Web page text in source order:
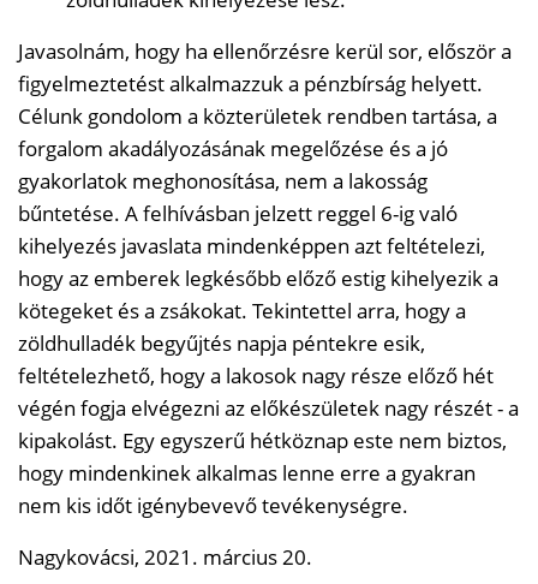
Javasolnám, hogy ha ellenőrzésre kerül sor, először a
figyelmeztetést alkalmazzuk a pénzbírság helyett.
Célunk gondolom a közterületek rendben tartása, a
forgalom akadályozásának megelőzése és a jó
gyakorlatok meghonosítása, nem a lakosság
bűntetése. A felhívásban jelzett reggel 6-ig való
kihelyezés javaslata mindenképpen azt feltételezi,
hogy az emberek legkésőbb előző estig kihelyezik a
kötegeket és a zsákokat. Tekintettel arra, hogy a
zöldhulladék begyűjtés napja péntekre esik,
feltételezhető, hogy a lakosok nagy része előző hét
végén fogja elvégezni az előkészületek nagy részét - a
kipakolást. Egy egyszerű hétköznap este nem biztos,
hogy mindenkinek alkalmas lenne erre a gyakran
nem kis időt igénybevevő tevékenységre.
Nagykovácsi, 2021. március 20.